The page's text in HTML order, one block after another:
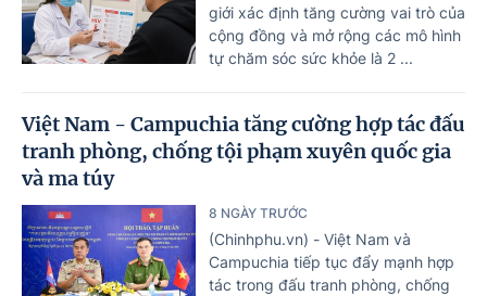
giới xác định tăng cường vai trò của
cộng đồng và mở rộng các mô hình
tự chăm sóc sức khỏe là 2 ...
Việt Nam - Campuchia tăng cường hợp tác đấu
tranh phòng, chống tội phạm xuyên quốc gia
và ma túy
8 NGÀY TRƯỚC
(Chinhphu.vn) - Việt Nam và
Campuchia tiếp tục đẩy mạnh hợp
tác trong đấu tranh phòng, chống